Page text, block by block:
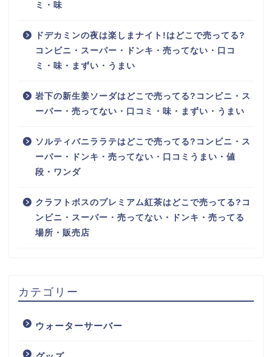
ミ・味
ドデカミンの夜は楽しまナイト!はどこで売ってる?
コンビニ・スーパー・ドンキ・売ってない・口コ
ミ・味・まずい・うまい
岩下の新生姜ソーダはどこで売ってる?コンビニ・ス
ーパー・売ってない・口コミ・味・まずい・うまい
ソルティバニララテはどこで売ってる?コンビニ・ス
ーパー・ドンキ・売ってない・口コミうまい・値
段・ワンダ
クラフトボスのプレミアム紅茶はどこで売ってる?コ
ンビニ・スーパー・売ってない・ドンキ・売ってる
場所・販売店
カテゴリー
ウォーターサーバー